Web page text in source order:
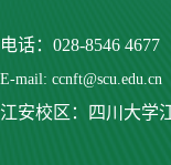
电话：028-8546 4677
E-mail: ccnft@scu.edu.cn
江安校区：四川大学